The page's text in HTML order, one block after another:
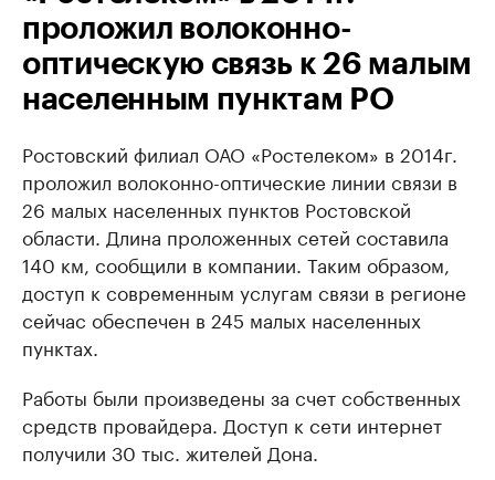
проложил волоконно-
оптическую связь к 26 малым
населенным пунктам РО
Ростовский филиал ОАО «Ростелеком» в 2014г.
проложил волоконно-оптические линии связи в
26 малых населенных пунктов Ростовской
области. Длина проложенных сетей составила
140 км, сообщили в компании. Таким образом,
доступ к современным услугам связи в регионе
сейчас обеспечен в 245 малых населенных
пунктах.
Работы были произведены за счет собственных
средств провайдера. Доступ к сети интернет
получили 30 тыс. жителей Дона.